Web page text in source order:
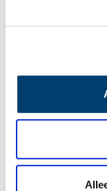
Naam*
E-mail*
Vink dit aan als